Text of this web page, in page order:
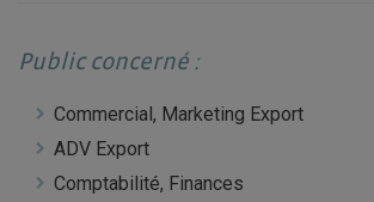
Public concerné :
Commercial, Marketing Export
ADV Export
Comptabilité, Finances